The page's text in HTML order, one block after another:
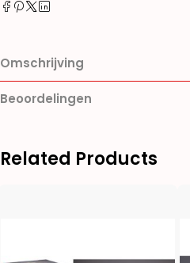
Omschrijving
Beoordelingen
Related Products